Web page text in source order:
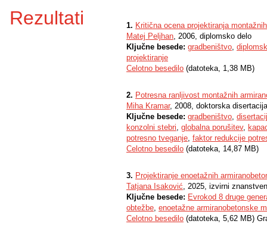
Rezultati 1. Kritična ocena projektiranja
Matej Peljhan, 2006, diplomsko delo
Ključne besede: gradbeništvo,
projektiranje
Celotno besedilo (datoteka, 1,38 MB)
2. Potresna ranljivost montažnih
Miha Kramar, 2008, doktorska disertacija
Ključne besede: gradbeništvo,
konzolni stebri, globalna porušitev,
potresno tveganje, faktor redukcije
Celotno besedilo (datoteka, 14,87 MB)
3. Projektiranje enoetažnih
Tatjana Isaković, 2025, izvirni
Ključne besede: Evrokod 8 druge
obtežbe, enoetažne armiranobetonske
Celotno besedilo (datoteka, 5,62 MB)